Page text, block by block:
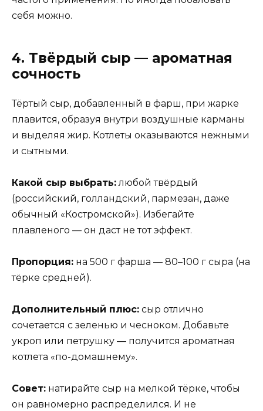
себя можно.
4. Твёрдый сыр — ароматная
сочность
Тёртый сыр, добавленный в фарш, при жарке
плавится, образуя внутри воздушные карманы
и выделяя жир. Котлеты оказываются нежными
и сытными.
Какой сыр выбрать:любой твёрдый
(российский, голландский, пармезан, даже
обычный «Костромской»). Избегайте
плавленого — он даст не тот эффект.
Пропорция: на 500 г фарша — 80–100 г сыра (на
тёрке средней).
Дополнительный плюс: сыр отлично
сочетается с зеленью и чесноком. Добавьте
укроп или петрушку — получится ароматная
котлета «по-домашнему».
Совет: натирайте сыр на мелкой тёрке, чтобы
он равномерно распределился. И не